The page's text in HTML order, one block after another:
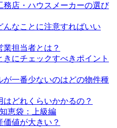
務店・ハウスメーカーの選び
んなことに注意すればいい
業担当者とは？
きにチェックすべきポイント
が一番少ないのはどの物件種
はどれくらいかかるの？
恵袋：上級編
価値が大きい？